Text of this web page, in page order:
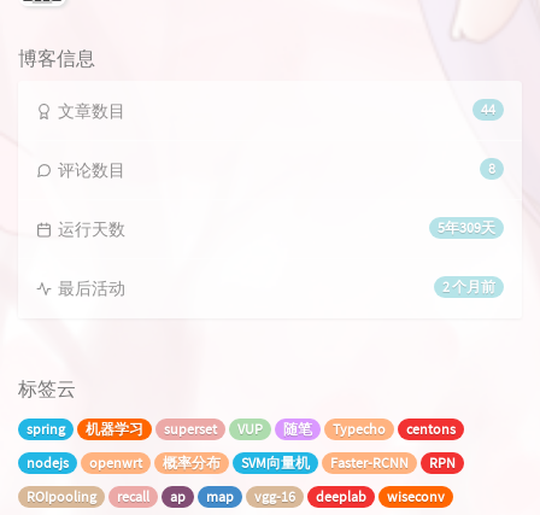
博客信息
44
文章数目
8
评论数目
5年309天
运行天数
2 个月前
最后活动
标签云
spring 机器学习 superset VUP 随笔 Typecho
centons
nodejs
openwrt 概率分布 SVM向量机 Faster-RCNN
RPN
ROIpooling
recall ap map vgg-16 deeplab wiseconv